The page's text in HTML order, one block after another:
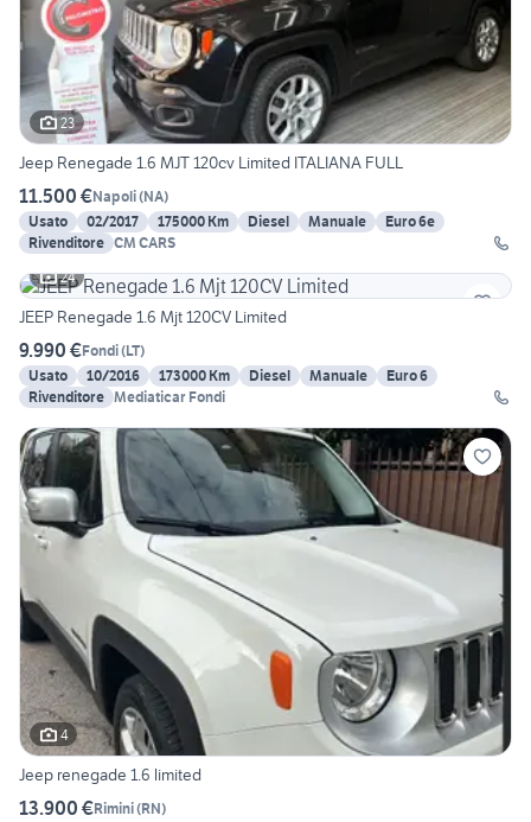
23
Jeep Renegade 1.6 MJT 120cv Limited ITALIANA FULL
11.500 €Napoli(NA)
Usato
02/2017 175000 Km Diesel Manuale
Euro 6e
Rivenditore CM CARS
24
JEEP Renegade 1.6 Mjt 120CV Limited
9.990 €Fondi(LT)
Usato
10/2016 173000 Km Diesel Manuale
Euro 6
Rivenditore Mediaticar Fondi
4
Jeep renegade 1.6 limited
13.900 €Rimini(RN)